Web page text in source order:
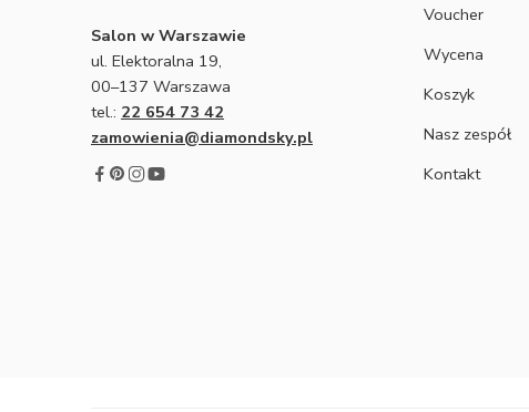
Salon w Warszawie
ul. Elektoralna 19,
00–137 Warszawa
tel.: 22 654 73 42
zamowienia@diamondsky.pl
Voucher
Wycena
Koszyk
Nasz zespół
Kontakt